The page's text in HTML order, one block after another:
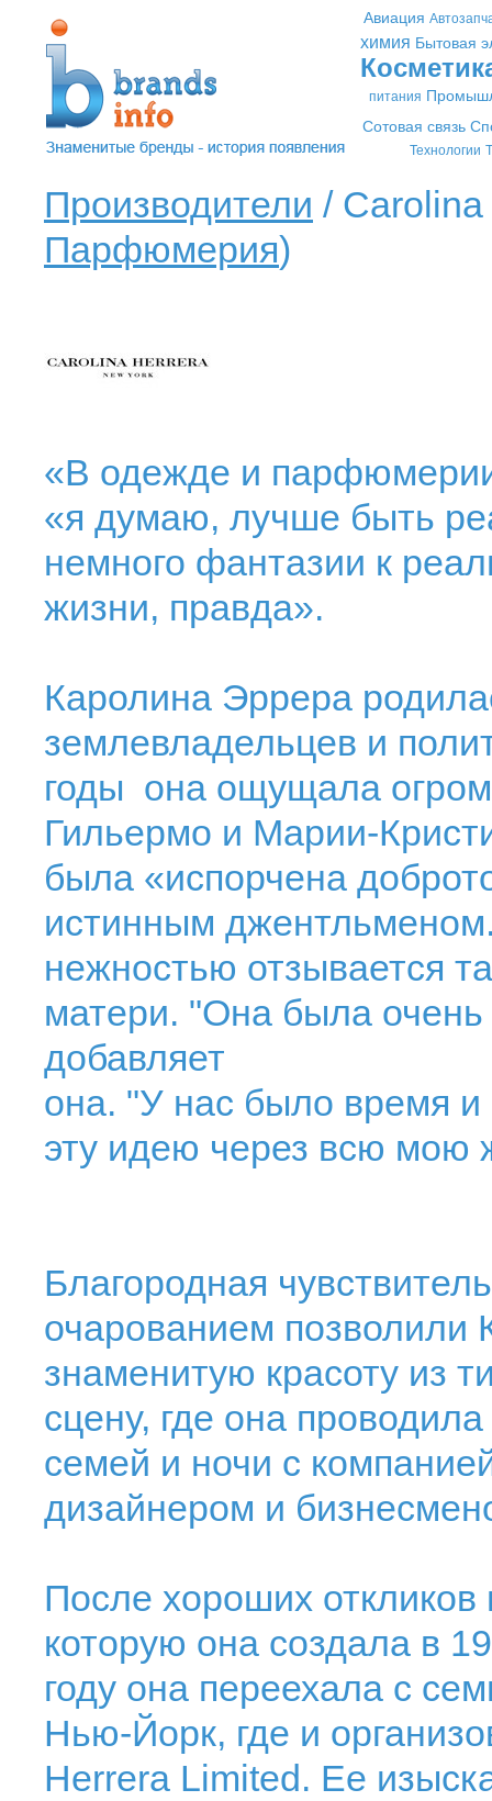
Авиация
химия Бытовая
питания
Сотовая связь
Технологии
Производители /
Парфюмерия)
«В одежде и
«я думаю, лучше быть
немного фантазии к
жизни, правда».
Каролина Эррера
землевладельцев и
годы она ощущала
Гильермо и Марии-
была «испорчена
истинным
нежностью отзывается
матери. "Она была очень
добавляет
она. "У нас было время и
эту идею через всю мою
Благородная
очарованием
знаменитую красоту из
сцену, где она
семей и ночи с
дизайнером и
После хороших
которую она создала в
году она переехала с
Нью-Йорк, где и
Herrera Limited. Ее